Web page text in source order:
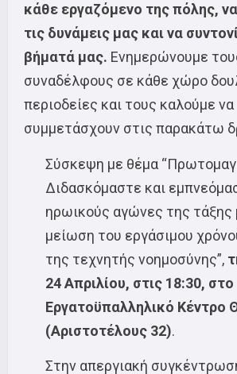
κάθε εργαζόμενο της πόλης,
τις δυνάμεις μας και να
βήματά μας. Ενημερώνουμε
συναδέλφους σε κάθε χώρο
περιοδείες και τους καλούμε να
συμμετάσχουν στις παρακάτω
Σύσκεψη με θέμα
Διδασκόμαστε και
ηρωικούς αγώνες της τάξης
μείωση του εργάσιμου
της τεχνητής νοημοσύνης”,
24 Απριλίου, στις 18:30, στο
Εργατοϋπαλληλικό Κέντρο
(Αριστοτέλους 32).
Στην απεργιακή